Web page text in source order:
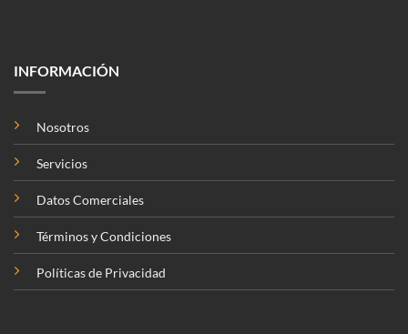
INFORMACIÓN
Nosotros
Servicios
Datos Comerciales
Términos y Condiciones
Políticas de Privacidad